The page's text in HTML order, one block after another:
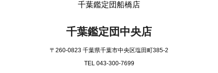
千葉鑑定団船橋店
千葉鑑定団中央店
〒260-0823 千葉県千葉市中央区塩田町385-2
TEL 043-300-7699